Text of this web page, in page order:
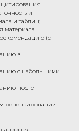
цитирования
и
и таблиц;
материала.
(с
в
с небольшими
после
рецензировании
по